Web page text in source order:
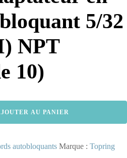
5/32
NPT
10)
AU PANIER
autobloquants Marque : Topring